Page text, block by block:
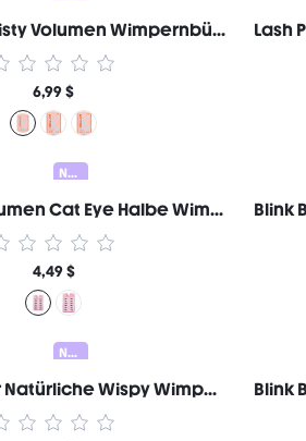
Lash Pages Feisty Volumen Wimpernbüschel Marken-Schönheit Kosmetik Make-up für Frauen und Mädchen
6,99 $
Neu
Flutter Flirt Volumen Cat Eye Halbe Wimpernstreifen Marken-Schönheit Kosmetik Make-up für Frauen und Mädchen
4,49 $
Neu
Blink Behavior Natürliche Wispy Wimpernbüschel Marken-Schönheit Kosmetik Make-up für Frauen und Mädchen